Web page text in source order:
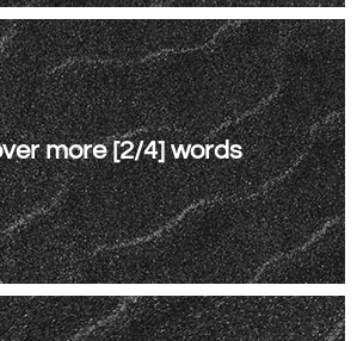
more [2/4] words